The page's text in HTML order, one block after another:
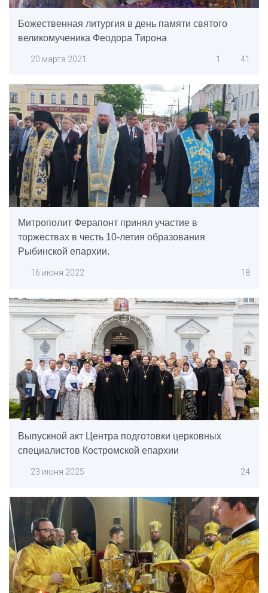
Божественная литургия в день памяти святого
великомученика Феодора Тирона
20 марта 2021 1 41
Митрополит Ферапонт принял участие в
торжествах в честь 10-летия образования
Рыбинской епархии.
16 июня 2022 18
Выпускной акт Центра подготовки церковных
специалистов Костромской епархии
23 июня 2025 24